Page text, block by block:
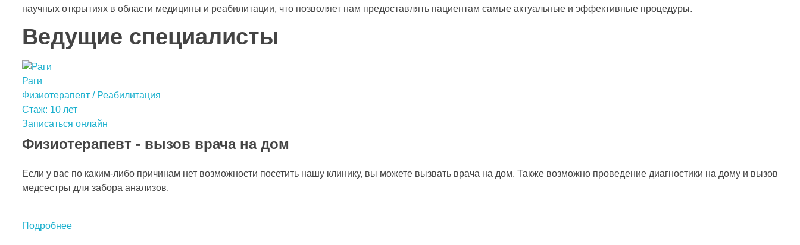
научных открытиях в области медицины и реабилитации, что позволяет нам предоставлять пациентам самые актуальные и эффективные процедуры.
Ведущие специалисты
Раги
Физиотерапевт / Реабилитация
Стаж: 10 лет
Записаться онлайн
Физиотерапевт - вызов врача на дом
Eсли у вас по каким-либо причинам нет возможности посетить нашу клинику, вы можете вызвать врача на дом. Также возможно проведение диагностики на дому и вызов
медсестры для забора анализов.
Подробнее